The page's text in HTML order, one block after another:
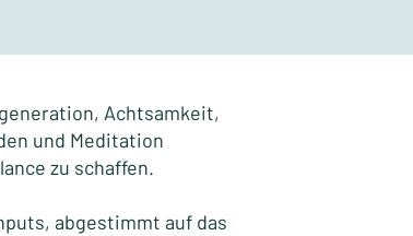
Achtsamkeit,
und Meditation
zu schaffen.​
abgestimmt auf das